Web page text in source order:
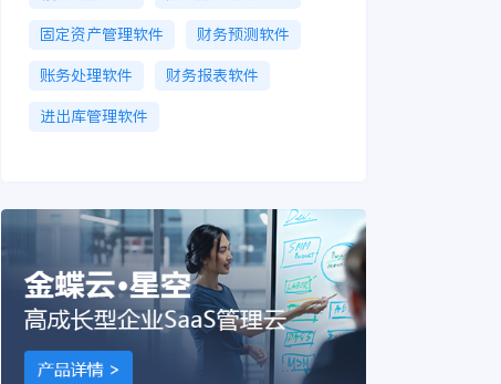
固定资产管理软件
财务预测软件
账务处理软件
财务报表软件
进出库管理软件